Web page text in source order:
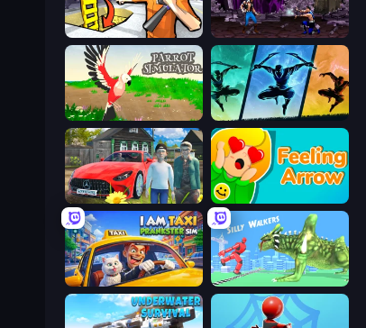
Grand Escape: Prison Mortal Kombat Karnage
Parrot Simulator Shadow Ninja Revenge
Speedboy: History with Grandfather Feeling Arrow
I Am Taxi Prankster Sim Silly Walkers